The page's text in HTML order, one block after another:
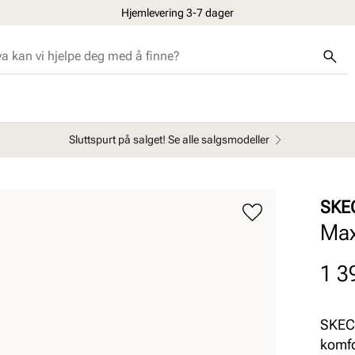
Hjemlevering 3-7 dager
30 dagers åpent kjøp
Sluttspurt på salget! Se alle salgsmodeller
Pris
1